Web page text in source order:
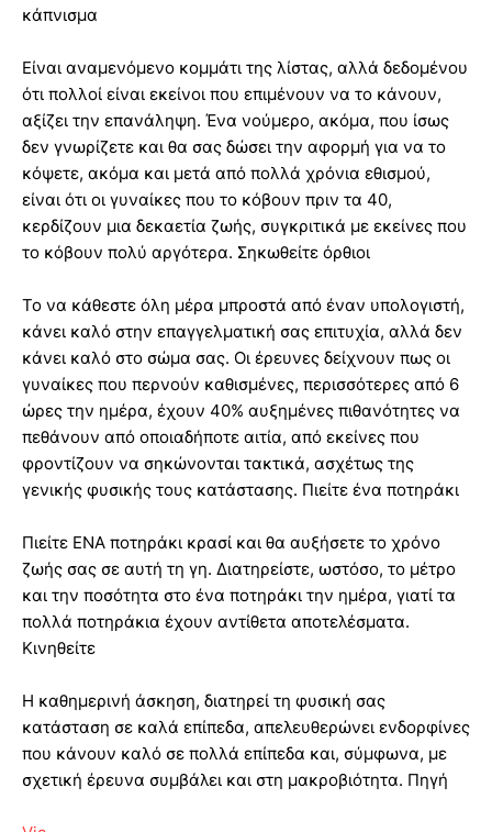
κάπνισμα
Είναι αναμενόμενο κομμάτι της λίστας, αλλά δεδομένου
ότι πολλοί είναι εκείνοι που επιμένουν να το κάνουν,
αξίζει την επανάληψη. Ένα νούμερο, ακόμα, που ίσως
δεν γνωρίζετε και θα σας δώσει την αφορμή για να το
κόψετε, ακόμα και μετά από πολλά χρόνια εθισμού,
είναι ότι οι γυναίκες που το κόβουν πριν τα 40,
κερδίζουν μια δεκαετία ζωής, συγκριτικά με εκείνες που
το κόβουν πολύ αργότερα. Σηκωθείτε όρθιοι
Το να κάθεστε όλη μέρα μπροστά από έναν υπολογιστή,
κάνει καλό στην επαγγελματική σας επιτυχία, αλλά δεν
κάνει καλό στο σώμα σας. Οι έρευνες δείχνουν πως οι
γυναίκες που περνούν καθισμένες, περισσότερες από 6
ώρες την ημέρα, έχουν 40% αυξημένες πιθανότητες να
πεθάνουν από οποιαδήποτε αιτία, από εκείνες που
φροντίζουν να σηκώνονται τακτικά, ασχέτως της
γενικής φυσικής τους κατάστασης. Πιείτε ένα ποτηράκι
Πιείτε ΕΝΑ ποτηράκι κρασί και θα αυξήσετε το χρόνο
ζωής σας σε αυτή τη γη. Διατηρείστε, ωστόσο, το μέτρο
και την ποσότητα στο ένα ποτηράκι την ημέρα, γιατί τα
πολλά ποτηράκια έχουν αντίθετα αποτελέσματα.
Κινηθείτε
Η καθημερινή άσκηση, διατηρεί τη φυσική σας
κατάσταση σε καλά επίπεδα, απελευθερώνει ενδορφίνες
που κάνουν καλό σε πολλά επίπεδα και, σύμφωνα, με
σχετική έρευνα συμβάλει και στη μακροβιότητα. Πηγή